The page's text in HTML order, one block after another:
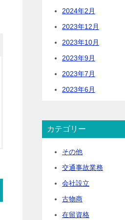
2024年2月
2023年12月
2023年10月
2023年9月
2023年7月
2023年6月
カテゴリー
その他
交通事故業務
会社設立
古物商
在留資格